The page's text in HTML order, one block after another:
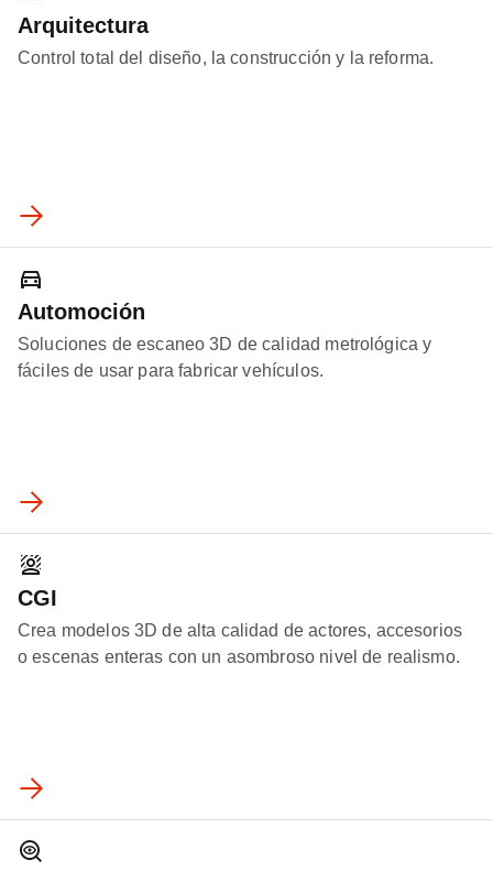
Arquitectura
Control total del diseño, la construcción y la reforma.
Automoción
Soluciones de escaneo 3D de calidad metrológica y
fáciles de usar para fabricar vehículos.
CGI
Crea modelos 3D de alta calidad de actores, accesorios
o escenas enteras con un asombroso nivel de realismo.